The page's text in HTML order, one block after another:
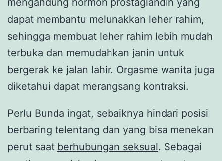
mengandung hormon prostaglandin yang
dapat membantu melunakkan leher rahim,
sehingga membuat leher rahim lebih mudah
terbuka dan memudahkan janin untuk
bergerak ke jalan lahir. Orgasme wanita juga
diketahui dapat merangsang kontraksi.
Perlu Bunda ingat, sebaiknya hindari posisi
berbaring telentang dan yang bisa menekan
perut saat berhubungan seksual. Sebagai